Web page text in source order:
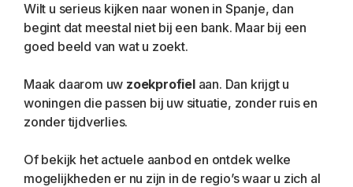
Wilt u serieus kijken naar wonen in Spanje, dan
begint dat meestal niet bij een bank. Maar bij een
goed beeld van wat u zoekt.
Maak daarom uw zoekprofiel aan. Dan krijgt u
woningen die passen bij uw situatie, zonder ruis en
zonder tijdverlies.
Of bekijk het actuele aanbod en ontdek welke
mogelijkheden er nu zijn in de regio’s waar u zich al